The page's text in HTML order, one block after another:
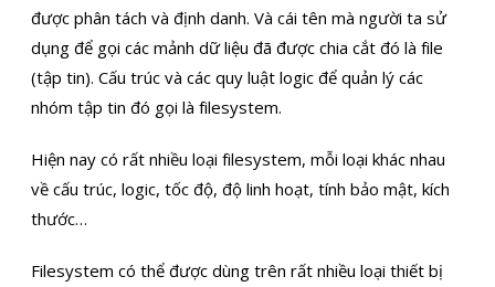
được phân tách và định danh. Và cái tên mà người ta sử
dụng để gọi các mảnh dữ liệu đã được chia cắt đó là file
(tập tin). Cấu trúc và các quy luật logic để quản lý các
nhóm tập tin đó gọi là filesystem.
Hiện nay có rất nhiều loại filesystem, mỗi loại khác nhau
về cấu trúc, logic, tốc độ, độ linh hoạt, tính bảo mật, kích
thước…
Filesystem có thể được dùng trên rất nhiều loại thiết bị